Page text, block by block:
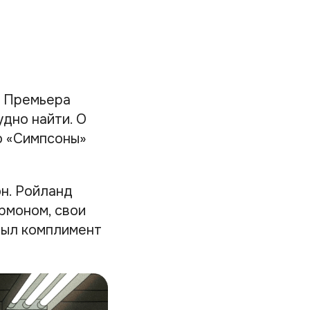
Премьера
найти. О
«Симпсоны»
Ройланд
свои
комплимент